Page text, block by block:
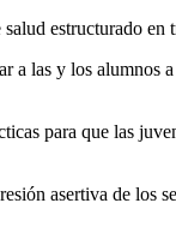
estructurado en
a las y los
para que las
asertiva de los